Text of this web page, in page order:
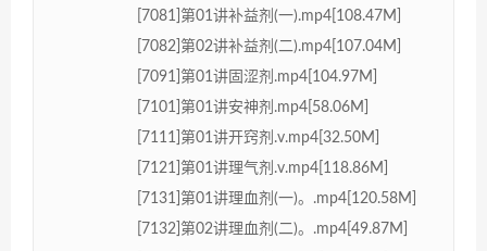
[7081]第01讲补益剂(一).mp4[108.47M]
[7082]第02讲补益剂(二).mp4[107.04M]
[7091]第01讲固涩剂.mp4[104.97M]
[7101]第01讲安神剂.mp4[58.06M]
[7111]第01讲开窍剂.v.mp4[32.50M]
[7121]第01讲理气剂.v.mp4[118.86M]
[7131]第01讲理血剂(一)。.mp4[120.58M]
[7132]第02讲理血剂(二)。.mp4[49.87M]